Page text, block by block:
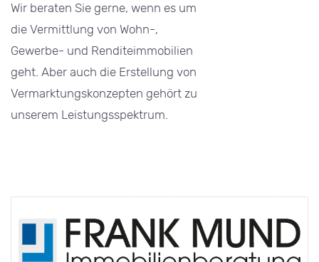
Wir beraten Sie gerne, wenn es um
die Vermittlung von Wohn-,
Gewerbe- und Renditeimmobilien
geht. Aber auch die Erstellung von
Vermarktungskonzepten gehört zu
unserem Leistungsspektrum.